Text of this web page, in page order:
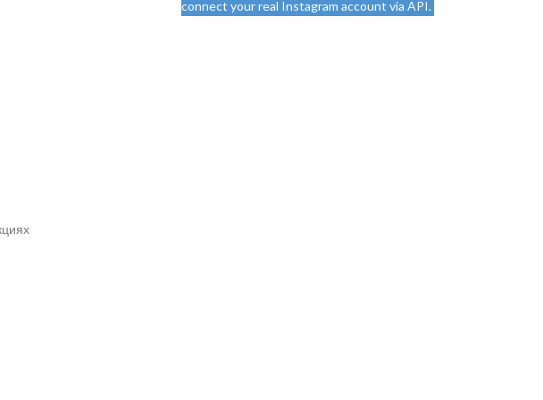
connect your real Instagram account via API.